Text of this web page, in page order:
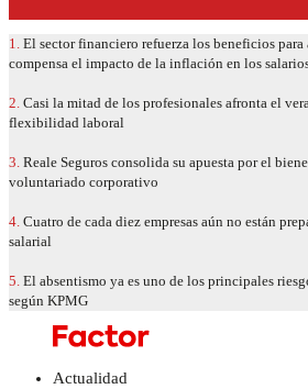
1. El sector financiero refuerza los beneficios para
compensa el impacto de la inflación en los
2. Casi la mitad de los profesionales afronta el
flexibilidad laboral
3. Reale Seguros consolida su apuesta por el
voluntariado corporativo
4. Cuatro de cada diez empresas aún no están
salarial
5. El absentismo ya es uno de los principales
según KPMG
Actualidad